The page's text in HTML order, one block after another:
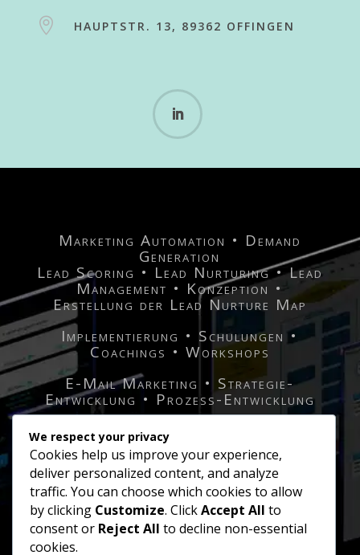
 HAUPTSTR. 13, 89362 OFFINGEN
Marketing Automation • Demand
Generation
Lead Scoring • Lead Nurturing • Lead
Management • Konzeption •
Erstellung der Lead Nurture Map
Implementierung • Schulungen •
Coachings • Workshops
E-Mail Marketing • Strategie-
Entwicklung • Prozess-Entwicklung
Unabhängige Beratung für Marketing
Manager und Unterstützung bei der
Auswahl und Implementierung
geeigneter Tools
Kampagnen Management • Entwicklung
• Durchführung
Technisches Consulting • Agentur
We respect your privacy
Cookies help us improve your experience,
deliver personalized content, and analyze
traffic. You can choose which cookies to allow
by clicking Customize. ClickAccept All to
consent or Reject All to decline non-essential
cookies.